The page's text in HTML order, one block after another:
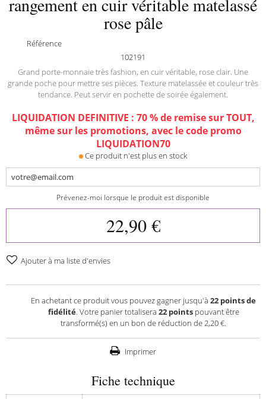
rose pâle
Référence
102191
Grand porte-monnaie très fashion, en cuir véritable, rose clair. Une
grande poche pour mettre ses pièces. Texture matelassée et couleur très
tendance. Peut servir en pochette de soirée également.
LIQUIDATION DEFINITIVE : 70 % de remise sur TOUT,
même sur les promotions, avec le code promo
LIQUIDATION70
Ce produit n'est plus en stock
Prévenez-moi lorsque le produit est disponible
22,90 €
Ajouter à ma liste d'envies
En achetant ce produit vous pouvez gagner jusqu'à 22 points de
fidélité. Votre panier totalisera 22pointspouvant être
transformé(s) en un bon de réduction de 2,20 €.
Imprimer
Fiche technique